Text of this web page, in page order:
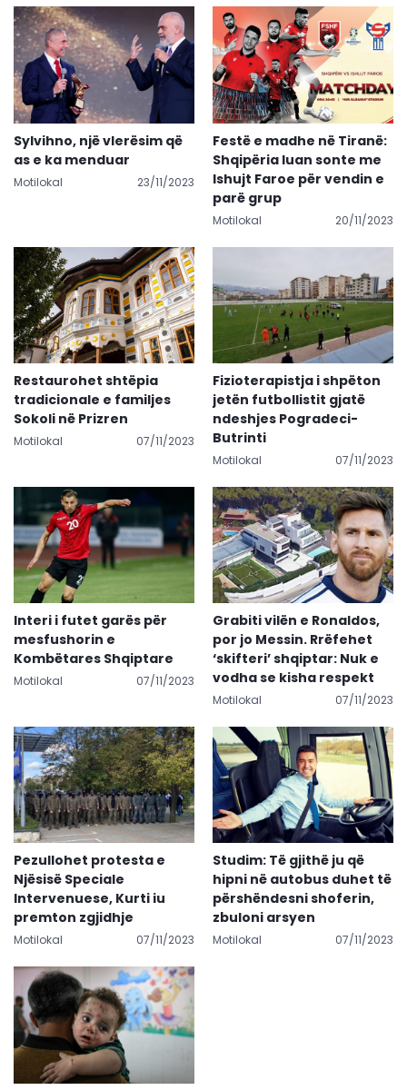
Sylvihno, një vlerësim që
as e ka menduar
Motilokal 23/11/2023
Festë e madhe në Tiranë:
Shqipëria luan sonte me
Ishujt Faroe për vendin e
parë grup
Motilokal 20/11/2023
Restaurohet shtëpia
tradicionale e familjes
Sokoli në Prizren
Motilokal 07/11/2023
Fizioterapistja i shpëton
jetën futbollistit gjatë
ndeshjes Pogradeci-
Butrinti
Motilokal 07/11/2023
Interi i futet garës për
mesfushorin e
Kombëtares Shqiptare
Motilokal 07/11/2023
Grabiti vilën e Ronaldos,
por jo Messin. Rrëfehet
‘skifteri’ shqiptar: Nuk e
vodha se kisha respekt
Motilokal 07/11/2023
Pezullohet protesta e
Njësisë Speciale
Intervenuese, Kurti iu
premton zgjidhje
Motilokal 07/11/2023
Studim: Të gjithë ju që
hipni në autobus duhet të
përshëndesni shoferin,
zbuloni arsyen
Motilokal 07/11/2023